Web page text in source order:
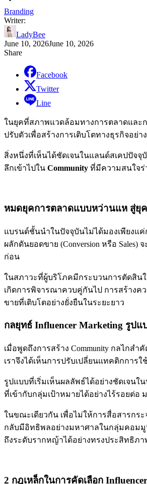
Branding
Writer:
LadyBee
June 10, 2026June 10, 2026
Share
Facebook
Twitter
Line
ในยุคที่สภาพแวดล้อมทางการตลาดและ
ปรับตัวเพื่อสร้างการเติบโตทางธุรกิจอย่า
สิ่งหนึ่งที่เห็นได้ชัดเจนในแลนด์สเคปปัจ
ลึกเข้าไปใน Community ที่มีความสนใจร่
หมดยุคการตลาดแบบหว่านแห สู่ยุค
แบรนด์ชั้นนำในปัจจุบันไม่ได้มองเพียงแ
ผลักดันยอดขาย (Conversion หรือ
ก่อน
ในสภาวะที่ผู้บริโภคมีกระบวนการตัดสิน
เกิดการพิจารณาควบคู่กันไป การสร้าง
ขายที่เติบโตอย่างยั่งยืนในระยะยาว
กลยุทธ์ Influencer Marketing รูปแ
เมื่อพูดถึงการสร้าง Community กลไกส
เราจึงได้เห็นการปรับเปลี่ยนแทคติกการ
รูปแบบที่เริ่มเห็นผลลัพธ์ได้อย่างชัดเจน
ที่เข้ากับกลุ่มเป้าหมายได้อย่างไร้รอยต่
ในขณะเดียวกัน เพื่อไม่ให้การสื่อสารกร
กลับมีอิทธิพลอย่างมหาศาลในกลุ่มคอมมู
ถึงระดับรากหญ้าได้อย่างทรงประสิทธิภา
2 กฎเหล็กในการคัดเลือก